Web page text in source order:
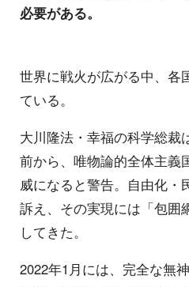
必要がある。
世界に戦火が広がる中、各
ている。
大川隆法・幸福の科学総裁
前から、唯物論的全体主義
威になると警告。自由化・
訴え、その実現には「包囲
してきた。
2022年1月には、完全な無